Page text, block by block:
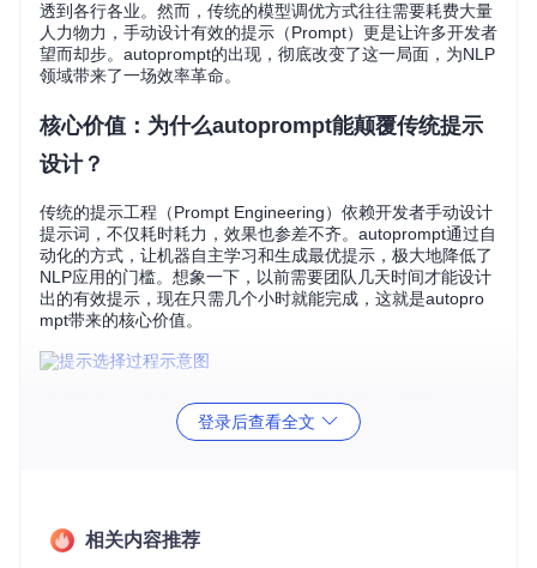
透到各行各业。然而，传统的模型调优方式往往需要耗费大量
人力物力，手动设计有效的提示（Prompt）更是让许多开发者
望而却步。autoprompt的出现，彻底改变了这一局面，为NLP
领域带来了一场效率革命。
核心价值：为什么autoprompt能颠覆传统提示
设计？
传统的提示工程（Prompt Engineering）依赖开发者手动设计
提示词，不仅耗时耗力，效果也参差不齐。autoprompt通过自
动化的方式，让机器自主学习和生成最优提示，极大地降低了
NLP应用的门槛。想象一下，以前需要团队几天时间才能设计
出的有效提示，现在只需几个小时就能完成，这就是autopro
mpt带来的核心价值。
这张图片生动展示了autoprompt如何帮助模型在不同选项中做
出选择。左边是输入的句子，中间是一个卡通形象的模型，右
边则是模型对"good"和"bad"两个选项的预测结果。通过autop
技术突破：autoprompt的"提示进化实验室"
登录后查看全文
相关内容推荐